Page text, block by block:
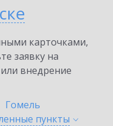
карточками,
заявку на
внедрение
Гомель
пункты